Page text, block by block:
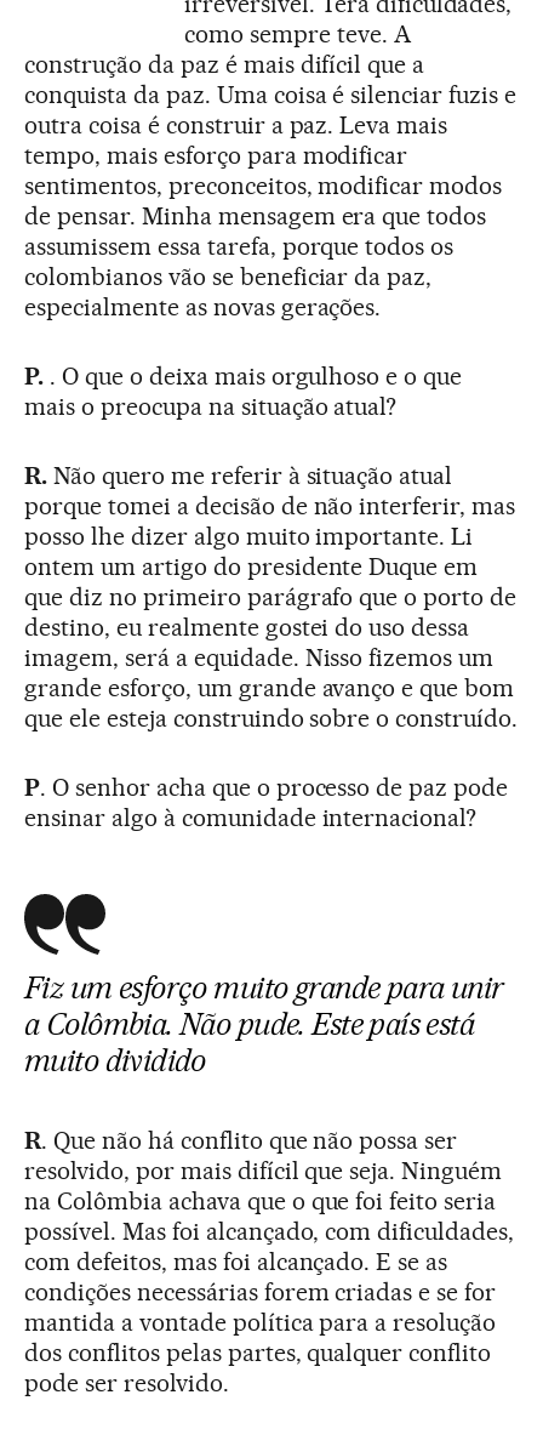
como sempre teve. A
construção da paz é mais difícil que a
conquista da paz. Uma coisa é silenciar fuzis e
outra coisa é construir a paz. Leva mais
tempo, mais esforço para modificar
sentimentos, preconceitos, modificar modos
de pensar. Minha mensagem era que todos
assumissem essa tarefa, porque todos os
colombianos vão se beneficiar da paz,
especialmente as novas gerações.
P.. O que o deixa mais orgulhoso e o que
mais o preocupa na situação atual?
R.Não quero me referir à situação atual
porque tomei a decisão de não interferir, mas
posso lhe dizer algo muito importante. Li
ontem um artigo do presidente Duque em
que diz no primeiro parágrafo que o porto de
destino, eu realmente gostei do uso dessa
imagem, será a equidade. Nisso fizemos um
grande esforço, um grande avanço e que bom
que ele esteja construindo sobre o construído.
P. O senhor acha que o processo de paz pode
ensinar algo à comunidade internacional?
Fiz um esforço muito grande para unir
a Colômbia. Não pude. Este país está
muito dividido
R. Que não há conflito que não possa ser
resolvido, por mais difícil que seja. Ninguém
na Colômbia achava que o que foi feito seria
possível. Mas foi alcançado, com dificuldades,
com defeitos, mas foi alcançado. E se as
condições necessárias forem criadas e se for
mantida a vontade política para a resolução
dos conflitos pelas partes, qualquer conflito
pode ser resolvido.